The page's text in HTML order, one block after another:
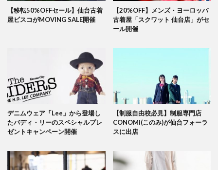
【移転50%OFFセール】仙台古着
屋ビスコがMOVING SALE開催
【20%OFF】メンズ・ヨーロッパ
古着屋「スクワット 仙台店」がセ
ール開催
デニムウェア「Lee」から登場し
たバディ・リーのスペシャルプレ
ゼントキャンペーン開催
【制服自由校必見】制服専門店
CONOMi(このみ)が仙台フォーラ
スに出店